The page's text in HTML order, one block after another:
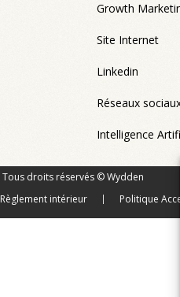
Growth
Site Internet
Linkedin
Réseaux
Intelligence
Tous droits réservés © Wydden
Règlement intérieur Politique